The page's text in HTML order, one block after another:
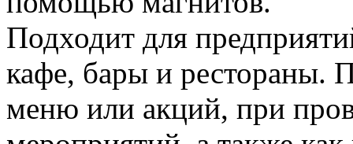
Подходит для
кафе, бары и рестораны.
меню или акций, при